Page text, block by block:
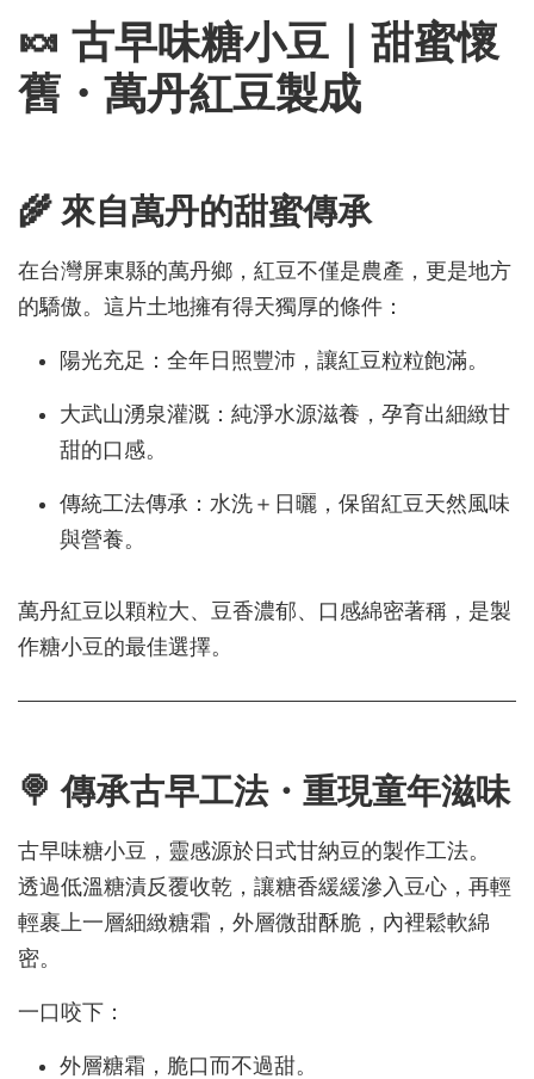
🍬 古早味糖小豆｜甜蜜懷
舊・萬丹紅豆製成
🌾 來自萬丹的甜蜜傳承
在台灣屏東縣的萬丹鄉，紅豆不僅是農產，更是地方
的驕傲。這片土地擁有得天獨厚的條件：
陽光充足：全年日照豐沛，讓紅豆粒粒飽滿。
大武山湧泉灌溉：純淨水源滋養，孕育出細緻甘
甜的口感。
傳統工法傳承：水洗＋日曬，保留紅豆天然風味
與營養。
萬丹紅豆以顆粒大、豆香濃郁、口感綿密著稱，是製
作糖小豆的最佳選擇。
🍭 傳承古早工法・重現童年滋味
古早味糖小豆，靈感源於日式甘納豆的製作工法。
透過低溫糖漬反覆收乾，讓糖香緩緩滲入豆心，再輕
輕裹上一層細緻糖霜，外層微甜酥脆，內裡鬆軟綿
密。
一口咬下：
外層糖霜，脆口而不過甜。